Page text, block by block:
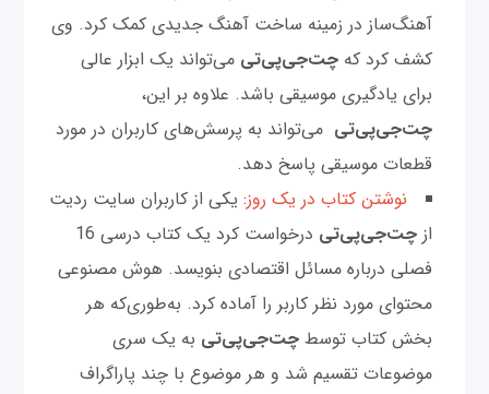
آهنگ‌ساز در زمینه ساخت آهنگ جدیدی کمک کرد. وی
کشف کرد کهچت‌‌جی‌پی‌تیمی‌تواند یک ابزار عالی
برای یادگیری موسیقی باشد. علاوه بر این،
چت‌‌جی‌پی‌تیمی‌تواند به پرسش‌های کاربران در مورد
قطعات موسیقی پاسخ دهد.
نوشتن کتاب در یک روز: یکی از کاربران سایت ردیت
ازچت‌‌جی‌پی‌تی
درخواست کرد یک کتاب درسی 16
فصلی درباره مسائل اقتصادی بنویسد. هوش مصنوعی
محتوای مورد نظر کاربر را آماده کرد. به‌طوری‌که هر
بخش کتاب توسطچت‌‌جی‌پی‌تی به یک سری
موضوعات تقسیم شد و هر موضوع با چند پاراگراف